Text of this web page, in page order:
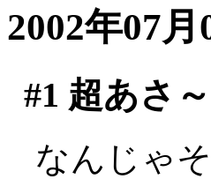
2002年07
#1 超あさ～
なんじゃ